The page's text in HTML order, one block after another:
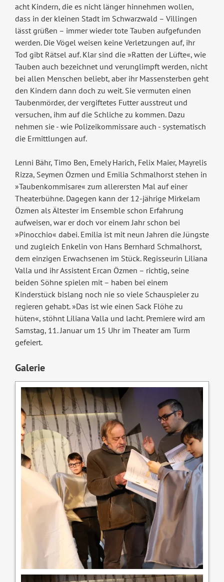
acht Kindern, die es nicht länger hinnehmen wollen,
dass in der kleinen Stadt im Schwarzwald – Villingen
lässt grüßen – immer wieder tote Tauben aufgefunden
werden. Die Vögel weisen keine Verletzungen auf, ihr
Tod gibt Rätsel auf. Klar sind die »Ratten der Lüfte«, wie
Tauben auch bezeichnet und verunglimpft werden, nicht
bei allen Menschen beliebt, aber ihr Massensterben geht
den Kindern dann doch zu weit. Sie vermuten einen
Taubenmörder, der vergiftetes Futter ausstreut und
versuchen, ihm auf die Schliche zu kommen. Dazu
nehmen sie - wie Polizeikommissare auch - systematisch
die Ermittlungen auf.
Lenni Bähr, Timo Ben, Emely Harich, Felix Maier, Mayrelis
Rizza, Seymen Özmen und Emilia Schmalhorst stehen in
»Taubenkommisare« zum allerersten Mal auf einer
Theaterbühne. Dagegen kann der 12-jährige Mirkelam
Özmen als Ältester im Ensemble schon Erfahrung
aufweisen, war er doch vor einem Jahr schon bei
»Pinocchio« dabei. Emilia ist mit neun Jahren die Jüngste
und zugleich Enkelin von Hans Bernhard Schmalhorst,
dem einzigen Erwachsenen im Stück. Regisseurin Liliana
Valla und ihr Assistent Ercan Özmen – richtig, seine
beiden Söhne spielen mit – haben bei einem
Kinderstück bislang noch nie so viele Schauspieler zu
regieren gehabt. »Das ist wie einen Sack Flöhe zu
hüten«, stöhnt Liliana Valla und lacht. Premiere wird am
Samstag, 11. Januar um 15 Uhr im Theater am Turm
gefeiert.
Galerie